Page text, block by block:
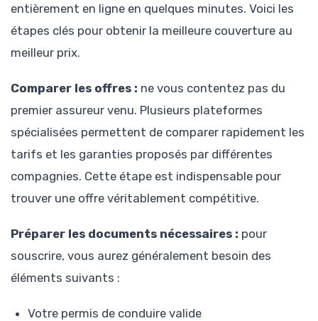
entièrement en ligne en quelques minutes. Voici les
étapes clés pour obtenir la meilleure couverture au
meilleur prix.
Comparer les offres : ne vous contentez pas du
premier assureur venu. Plusieurs plateformes
spécialisées permettent de comparer rapidement les
tarifs et les garanties proposés par différentes
compagnies. Cette étape est indispensable pour
trouver une offre véritablement compétitive.
Préparer les documents nécessaires : pour
souscrire, vous aurez généralement besoin des
éléments suivants :
Votre permis de conduire valide